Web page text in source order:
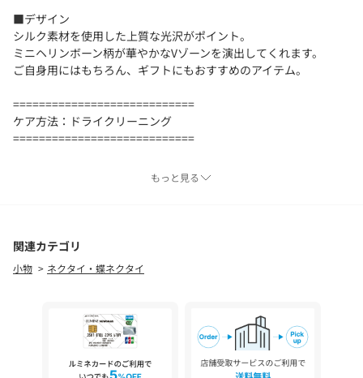
■デザイン
シルク素材を使用した上質な光沢がポイント。
ミニヘリンボーン柄が華やかなVゾーンを演出してくれます。
ご自身用にはもちろん、ギフトにもおすすめのアイテム。
============================
ケア方法：ドライクリーニング
============================
り、実際の色味と異なって見える場合がございます。あらかじめ
ご了承ください。
※商品の色味の目安は、商品単体の画像をご参照ください。
グ各店まで下記の品番をお申し付け下さい。
品番：31346992178
もっと見る
関連カテゴリ
小物 ネクタイ・蝶ネクタイ